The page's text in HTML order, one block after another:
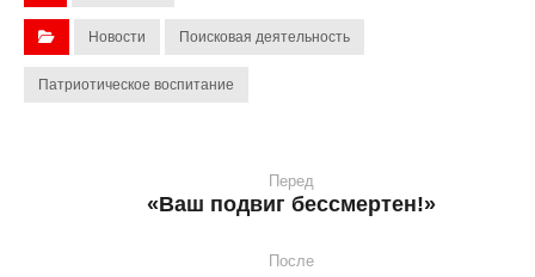
Новости Поисковая деятельность
Патриотическое воспитание
Перед
«Ваш подвиг бессмертен!»
После